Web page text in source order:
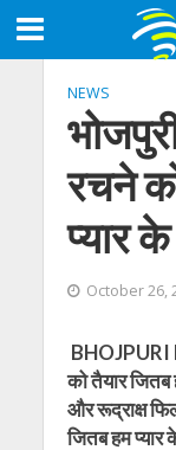
NEWS
रचने
प्यार
October 26,
BHOJPURI
को तैयार जितब
और रूद्राक्ष
जितब हम